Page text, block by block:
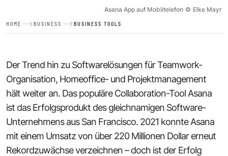
Asana App auf Mobiltelefon © Elke Mayr
HOME BUSINESS BUSINESS TOOLS
Der Trend hin zu Softwarelösungen für Teamwork-
Organisation, Homeoffice- und Projektmanagement
hält weiter an. Das populäre Collaboration-Tool Asana
ist das Erfolgsprodukt des gleichnamigen Software-
Unternehmens aus San Francisco. 2021 konnte Asana
mit einem Umsatz von über 220 Millionen Dollar erneut
Rekordzuwächse verzeichnen – doch ist der Erfolg